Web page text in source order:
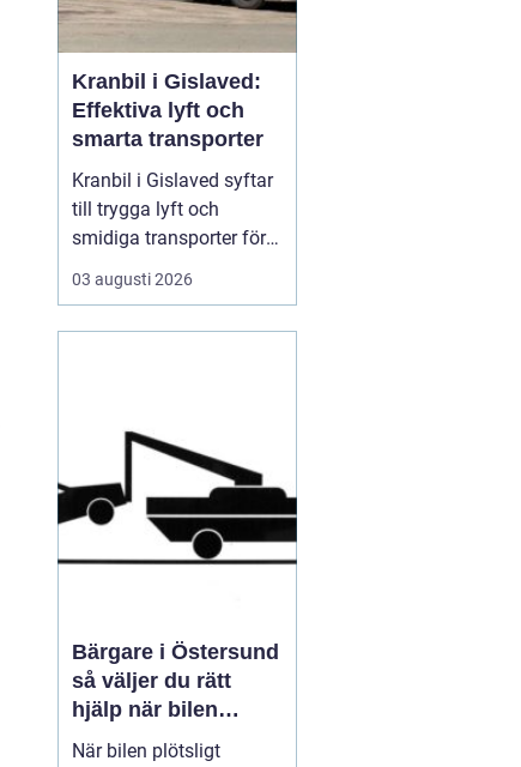
Kranbil i Gislaved:
Effektiva lyft och
smarta transporter
Kranbil i Gislaved syftar
till trygga lyft och
smidiga transporter för
både privatpersoner och
företag i
fordon och rätt ...
03 augusti 2026
Bärgare i Östersund
så väljer du rätt
hjälp när bilen
stannar
När bilen plötsligt